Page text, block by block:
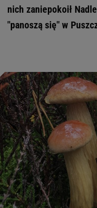
nich zaniepokoił
"panoszą się" w